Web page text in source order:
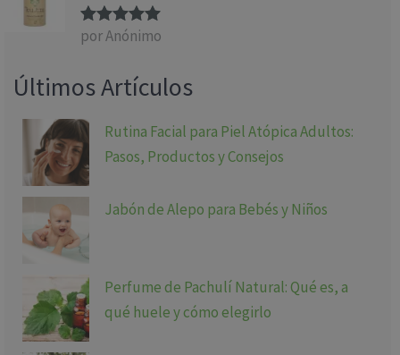
Valorado
por Anónimo
Últimos Artículos
Rutina Facial para Piel Atópica Adultos:
Pasos, Productos y Consejos
Jabón de Alepo para Bebés y Niños
Perfume de Pachulí Natural: Qué es, a
qué huele y cómo elegirlo